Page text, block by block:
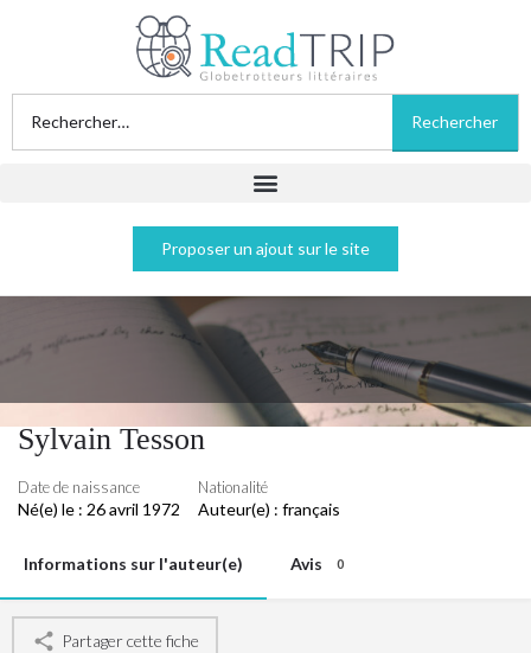
Proposer un ajout sur le site
Sylvain Tesson
Date de naissance
Né(e) le : 26 avril 1972
Nationalité
Auteur(e) : français
Informations sur l'auteur(e) Avis 0
Partager cette fiche